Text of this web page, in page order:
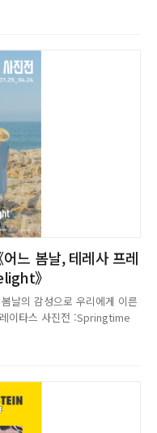
시대를 초월한 감정을농밀
느 봄날, 테레사 프레
》
날의 감성으로 우리에게 이른
이타스 사진전 :Springtime
자 콘텐츠 크리에이터 테레사